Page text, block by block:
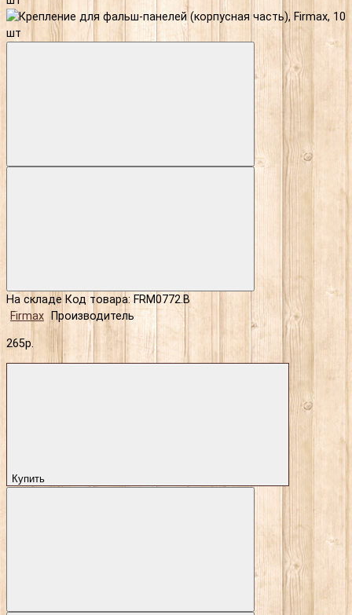
На складе Код товара: FRM0772.B
Firmax
Производитель
265р.
Купить